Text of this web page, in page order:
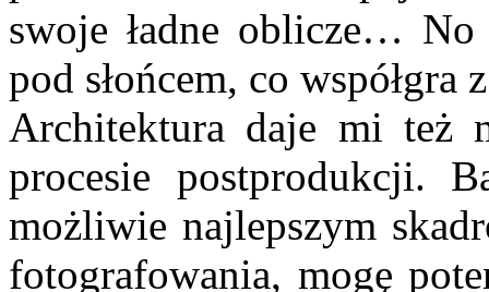
swoje ładne oblicze…
pod słońcem, co
Architektura daje mi też
procesie postprodukcji.
możliwie najlepszym
fotografowania, mogę